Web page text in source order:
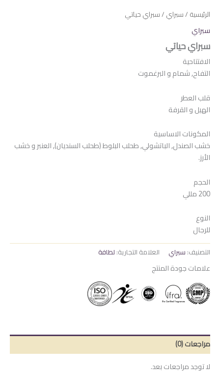
الرئيسية /سبراي / سبراي حياتي
سبراي
سبراي حياتي
الافتتاحية
التفاح, شمام و البرغموت
قلب العطر
الهيل و القرفة
المكونات الاساسية
خشب الصندل, الباتشولي, طحلب البلوط (طحلب السنديان), العنبر و خشب
الأرز.
الحجم
200 مللي
النوع
للرجال
التصنيف: سبراي العلامة التجارية: لطافة
علامات جودة المنتج
مراجعات (0)
لا توجد مراجعات بعد.